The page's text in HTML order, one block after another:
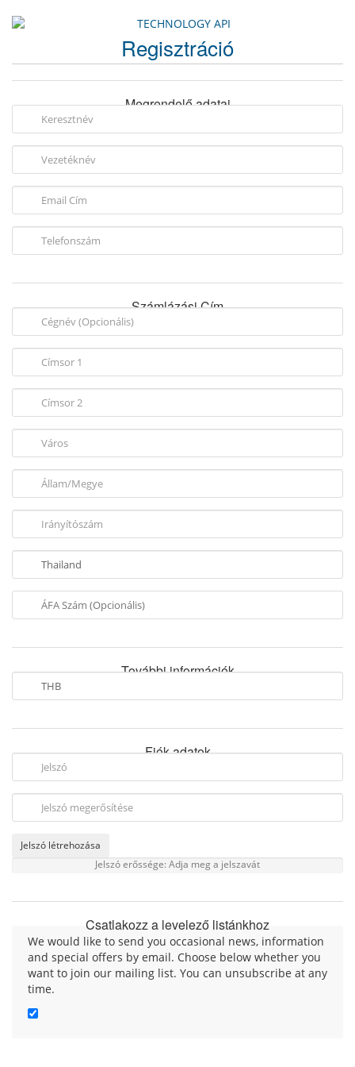
Regisztráció
Megrendelő adatai
Számlázási Cím
További információk
Fiók adatok
Jelszó létrehozása
Jelszó erőssége: Adja meg a jelszavát
Csatlakozz a levelező listánkhoz
We would like to send you occasional news, information
and special offers by email. Choose below whether you
want to join our mailing list. You can unsubscribe at any
time.